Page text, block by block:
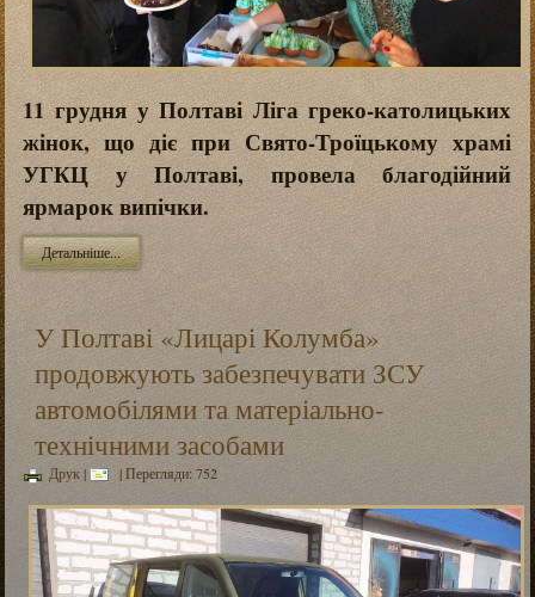
11 грудня у Полтаві Ліга греко-католицьких
жінок, що діє при Свято-Троїцькому храмі
УГКЦ у Полтаві, провела благодійний
ярмарок випічки.
Детальніше...
У Полтаві «Лицарі Колумба»
продовжують забезпечувати ЗСУ
автомобілями та матеріально-
технічними засобами
Друк| | Перегляди: 752